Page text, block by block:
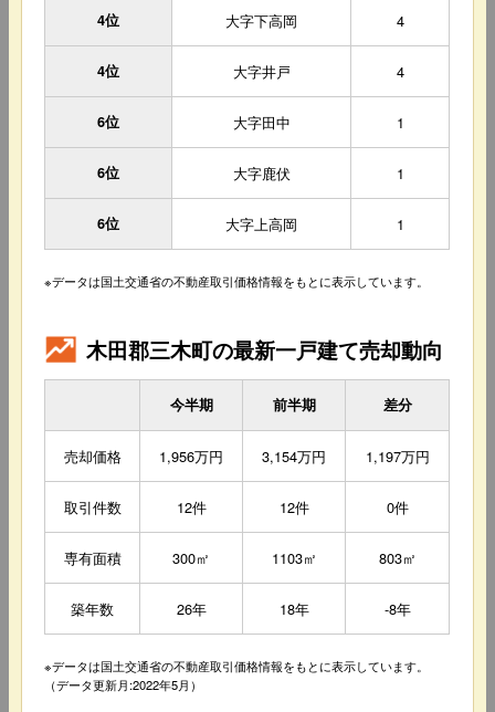
4位 大字下高岡 4
4位 大字井戸 4
6位 大字田中 1
6位 大字鹿伏 1
6位 大字上高岡 1
※データは国土交通省の不動産取引価格情報をもとに表示しています。
木田郡三木町の最新一戸建て売却動向
今半期 前半期 差分
売却価格 1,956万円 3,154万円 1,197万円
取引件数 12件 12件 0件
専有面積 300㎡ 1103㎡ 803㎡
築年数 26年 18年 -8年
※データは国土交通省の不動産取引価格情報をもとに表示しています。
（データ更新月:2022年5月）